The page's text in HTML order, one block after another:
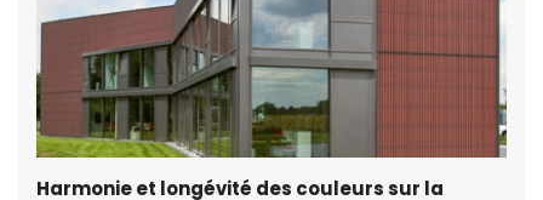
Harmonie et longévité des couleurs sur la